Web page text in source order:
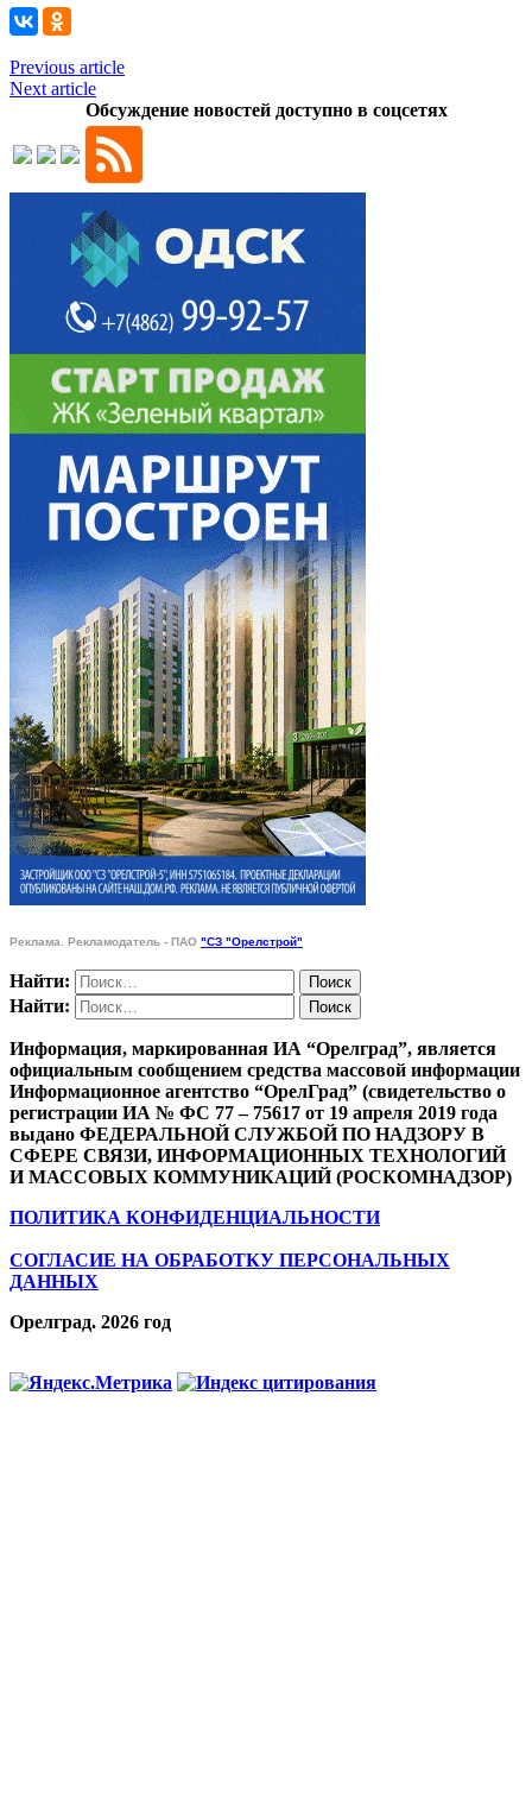
Previous article
Next article
Обсуждение новостей доступно в соцсетях
Реклама. Рекламодатель - ПАО "СЗ "Орелстрой"
Найти:
Найти:
Информация, маркированная ИА “Орелград”, является
официальным сообщением средства массовой информации
Информационное агентство “ОрелГрад” (свидетельство о
регистрации ИА № ФС 77 – 75617 от 19 апреля 2019 года
выдано ФЕДЕРАЛЬНОЙ СЛУЖБОЙ ПО НАДЗОРУ В
СФЕРЕ СВЯЗИ, ИНФОРМАЦИОННЫХ ТЕХНОЛОГИЙ
И МАССОВЫХ КОММУНИКАЦИЙ (РОСКОМНАДЗОР)
ПОЛИТИКА КОНФИДЕНЦИАЛЬНОСТИ
СОГЛАСИЕ НА ОБРАБОТКУ ПЕРСОНАЛЬНЫХ
ДАННЫХ
Орелград. 2026 год